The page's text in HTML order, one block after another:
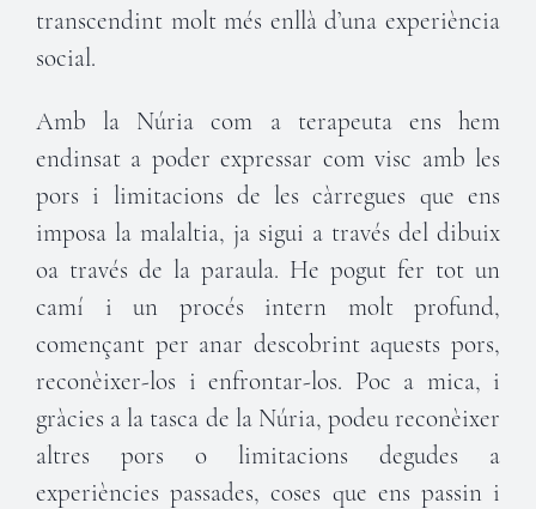
transcendint molt més enllà d’una experiència
social.
Amb la Núria com a terapeuta ens hem
endinsat a poder expressar com visc amb les
pors i limitacions de les càrregues que ens
imposa la malaltia, ja sigui a través del dibuix
oa través de la paraula. He pogut fer tot un
camí i un procés intern molt profund,
començant per anar descobrint aquests pors,
reconèixer-los i enfrontar-los. Poc a mica, i
gràcies a la tasca de la Núria, podeu reconèixer
altres pors o limitacions degudes a
experiències passades, coses que ens passin i